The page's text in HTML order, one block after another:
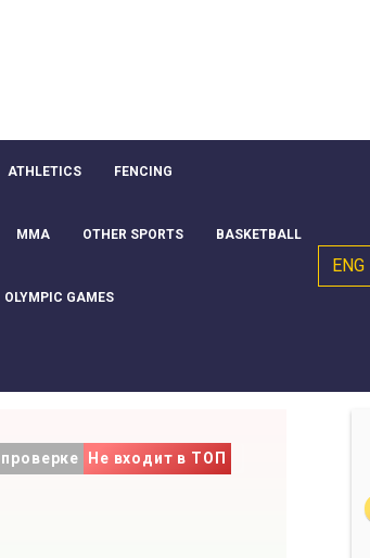
ATHLETICS FENCING
MMA OTHER SPORTS BASKETBALL
OLYMPIC GAMES
ENG
Не входит в ТОП